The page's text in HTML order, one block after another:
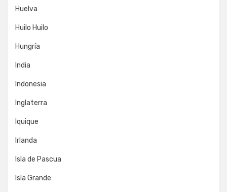
Huelva
Huilo Huilo
Hungría
India
Indonesia
Inglaterra
Iquique
Irlanda
Isla de Pascua
Isla Grande